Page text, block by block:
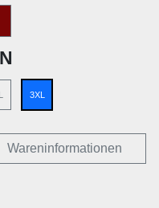
3XL
Wareninformationen